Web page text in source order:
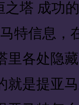
信息，
各处隐藏
是提亚马